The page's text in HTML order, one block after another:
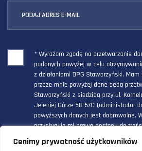
Cenimy prywatność użytkowników
PODAJ ADRES E-MAIL
* Wyrażam zgodę na przetwarzanie
podanych powyżej w celu
z działaniami DPG Staworzyński.
przeze mnie powyżej dane będą
Staworzyński z siedzibą przy ul.
Jeleniej Górze 58-570 (administrator
powyższych danych jest dobrowolne.
przysługuje mi prawo dostępu do
poprawienia, a powyższa zgoda może
czasie.